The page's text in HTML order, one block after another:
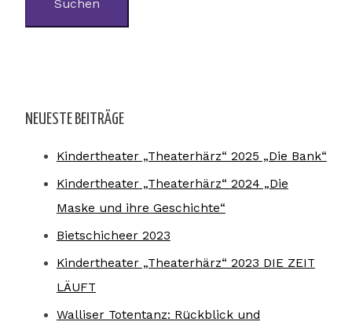
NEUESTE BEITRÄGE
Kindertheater „Theaterhärz“ 2025 „Die Bank“
Kindertheater „Theaterhärz“ 2024 „Die
Maske und ihre Geschichte“
Bietschicheer 2023
Kindertheater „Theaterhärz“ 2023 DIE ZEIT
LÄUFT
Walliser Totentanz: Rückblick und